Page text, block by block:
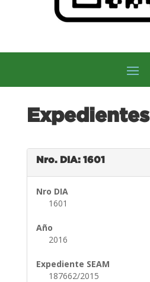
Expedientes
Nro. DIA: 1601
Nro DIA
1601
Año
2016
Expediente SEAM
187662/2015